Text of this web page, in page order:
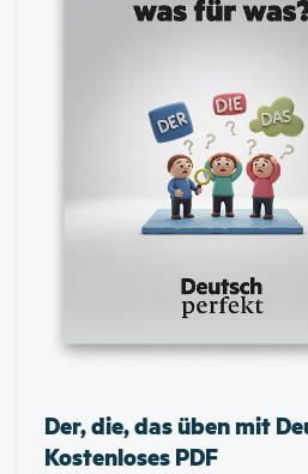
Der, die, das üben mit
Kostenloses PDF